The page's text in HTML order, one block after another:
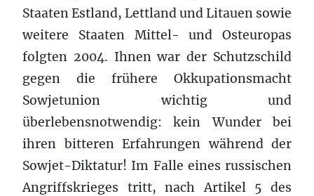
Staaten Estland, Lettland und Litauen sowie
weitere Staaten Mittel- und Osteuropas
folgten 2004. Ihnen war der Schutzschild
gegen die frühere Okkupationsmacht
Sowjetunion wichtig und
überlebensnotwendig: kein Wunder bei
ihren bitteren Erfahrungen während der
Sowjet-Diktatur! Im Falle eines russischen
Angriffskrieges tritt, nach Artikel 5 des